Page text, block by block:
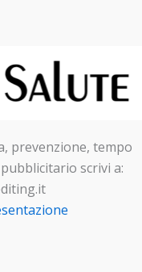
prevenzione, tempo
scrivi a: